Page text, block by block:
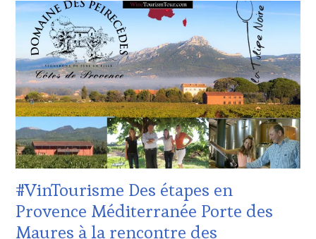
CLUB
:
WINE
TASTING
VOUCHER,
CÔTES-
DE-
PROVENCE,
DOMAINE
VITICOLE,
ADHÉRENT,
VIN
EDITION
LES
CLÉS
DU
#VinTourisme Des étapes en
Provence Méditerranée Porte des
Maures à la rencontre des